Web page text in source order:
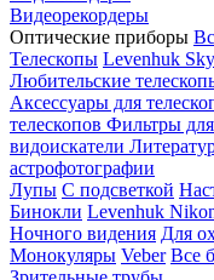
Видеорекордеры
Оптические приборы
Телескопы Levenhuk
Любительские
Аксессуары для
телескопов Фильтры для
видоискатели
астрофотографии
Лупы С подсветкой
Бинокли Levenhuk
Ночного видения Для
Монокуляры Veber Все